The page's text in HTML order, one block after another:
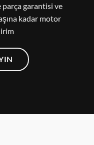
garantisi ve
kadar motor